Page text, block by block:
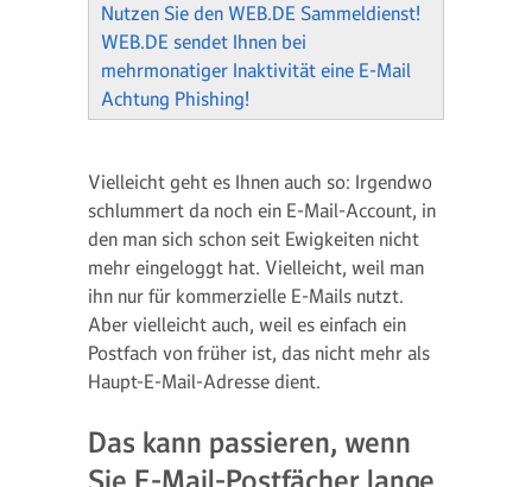
Nutzen Sie den WEB.DE Sammeldienst!
WEB.DE sendet Ihnen bei
mehrmonatiger Inaktivität eine E-Mail
Achtung Phishing!
Vielleicht geht es Ihnen auch so: Irgendwo
schlummert da noch ein E-Mail-Account, in
den man sich schon seit Ewigkeiten nicht
mehr eingeloggt hat. Vielleicht, weil man
ihn nur für kommerzielle E-Mails nutzt.
Aber vielleicht auch, weil es einfach ein
Postfach von früher ist, das nicht mehr als
Haupt-E-Mail-Adresse dient.
Das kann passieren, wenn